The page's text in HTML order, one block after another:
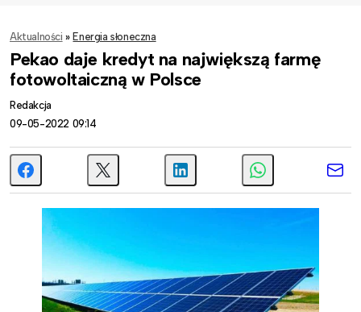
Aktualności » Energia słoneczna
Pekao daje kredyt na największą farmę
fotowoltaiczną w Polsce
Redakcja
09-05-2022 09:14